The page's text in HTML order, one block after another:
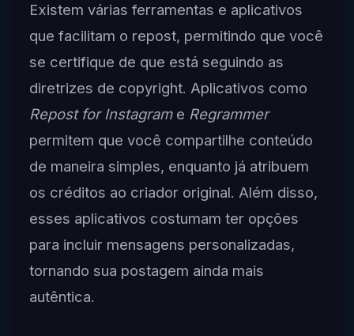
Existem várias ferramentas e aplicativos
que facilitam o repost, permitindo que você
se certifique de que está seguindo as
diretrizes de copyright. Aplicativos como
Repost for Instagrame Regrammer
permitem que você compartilhe conteúdo
de maneira simples, enquanto já atribuem
os créditos ao criador original. Além disso,
esses aplicativos costumam ter opções
para incluir mensagens personalizadas,
tornando sua postagem ainda mais
autêntica.